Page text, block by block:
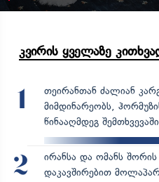
კვირის ყველაზე
1
თეირანთან ძალიან
მიმდინარეობს,
წინააღმდეგ
2
ირანსა და ომანს
დაკავშირებით